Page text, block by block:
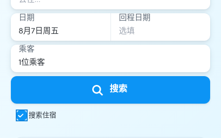
日期 回程日期
乘客
搜索
搜索住宿